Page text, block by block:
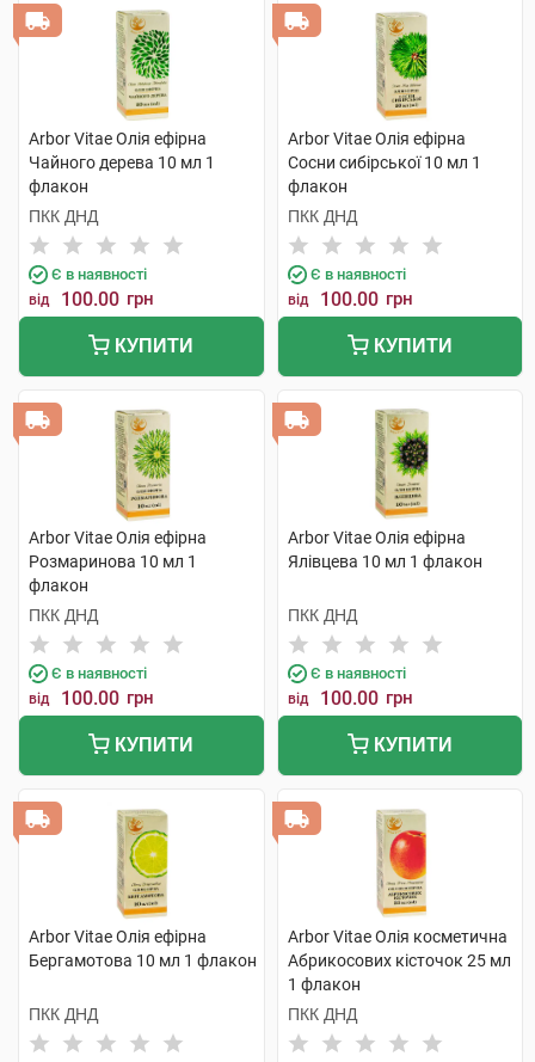
Arbor Vitae Олія ефірна
Чайного дерева 10 мл 1
флакон
ПКК ДНД
Є в наявності
від 100.00 грн
КУПИТИ
Arbor Vitae Олія ефірна
Сосни сибірської 10 мл 1
флакон
ПКК ДНД
Є в наявності
від 100.00 грн
КУПИТИ
Arbor Vitae Олія ефірна
Розмаринова 10 мл 1
флакон
ПКК ДНД
Є в наявності
від 100.00 грн
КУПИТИ
Arbor Vitae Олія ефірна
Ялівцева 10 мл 1 флакон
ПКК ДНД
Є в наявності
від 100.00 грн
КУПИТИ
Arbor Vitae Олія ефірна
Бергамотова 10 мл 1 флакон
ПКК ДНД
Arbor Vitae Олія косметична
Абрикосових кісточок 25 мл
1 флакон
ПКК ДНД